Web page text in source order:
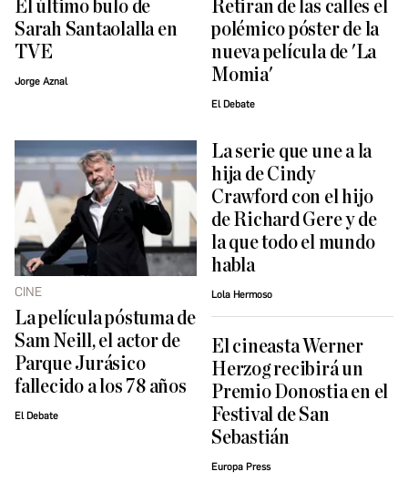
El último bulo de
Sarah Santaolalla en
TVE
Jorge Aznal
Retiran de las calles el
polémico póster de la
nueva película de 'La
Momia'
El Debate
CINE
La película póstuma de
Sam Neill, el actor de
Parque Jurásico
fallecido a los 78 años
El Debate
La serie que une a la
hija de Cindy
Crawford con el hijo
de Richard Gere y de
la que todo el mundo
habla
Lola Hermoso
El cineasta Werner
Herzog recibirá un
Premio Donostia en el
Festival de San
Sebastián
Europa Press